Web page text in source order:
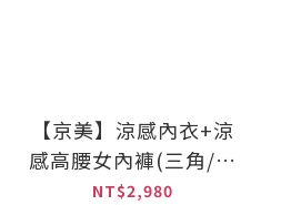
【京美】涼感內衣+涼
感高腰女內褲(三角/平
口)｜各2件
NT$2,980